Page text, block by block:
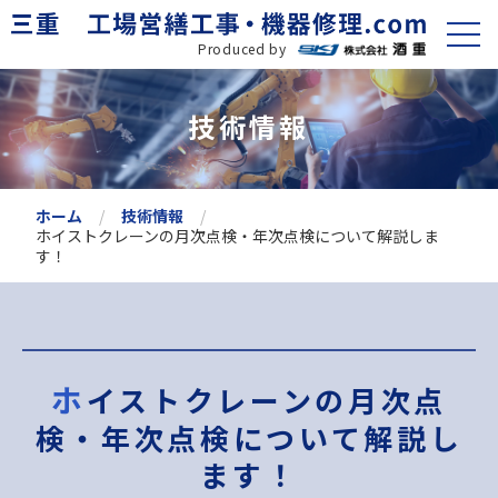
Produced by
技術情報
ホーム
技術情報
ホイストクレーンの月次点検・年次点検について解説しま
す！
ホイストクレーンの月次点
検・年次点検について解説し
ます！